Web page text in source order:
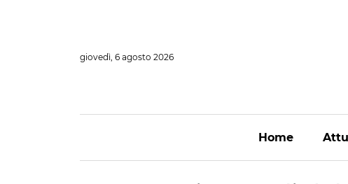
giovedì, 6 agosto 2026
Home